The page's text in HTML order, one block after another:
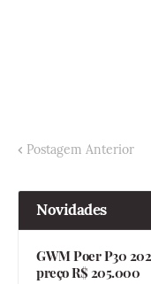
Postagem Anterior
Novidades
GWM Poer P30
preço R$ 205.000